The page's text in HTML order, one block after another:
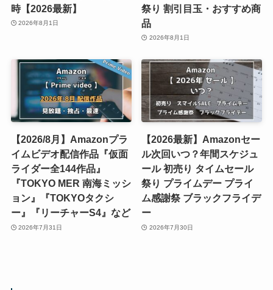
時【2026最新】
2026年8月1日
祭り 割引目玉・おすすめ商
品
2026年8月1日
【2026/8月】Amazonプラ
イムビデオ配信作品『仮面
ライダー全144作品』
『TOKYO MER 南海ミッシ
ョン』『TOKYOタクシ
ー』『リーチャーS4』など
2026年7月31日
【2026最新】Amazonセー
ル次回いつ？年間スケジュ
ール 初売り タイムセール
祭り プライムデー プライ
ム感謝祭 ブラックフライデ
ー
2026年7月30日